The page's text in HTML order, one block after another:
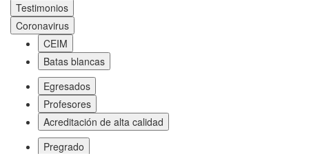
Testimonios
Coronavirus
CEIM
Batas blancas
Egresados
Profesores
Acreditación de alta calidad
Pregrado